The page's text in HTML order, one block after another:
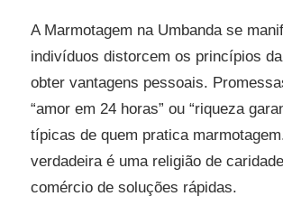
A Marmotagem na Umbanda se
indivíduos distorcem os princípios
obter vantagens pessoais.
“amor em 24 horas” ou “riqueza
típicas de quem pratica
verdadeira é uma religião de
comércio de soluções rápidas.